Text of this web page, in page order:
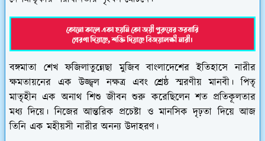
বঙ্গমাতা শেখ ফজিলাতুন্নেছা মুজিব বাংলাদেশের ইতিহাসে নারীর
ক্ষমতায়নের এক উজ্জ্বল নক্ষত্র এবং শ্রেষ্ঠ স্মরণীয় মানবী। পিতৃ
মাতৃহীন এক অনাথ শিশু জীবন শুরু করেছিলেন শত প্রতিকূলতার
মধ্য দিয়ে। নিজের আন্তরিক প্রচেষ্টা ও মানসিক দৃঢ়তা দিয়ে আজ
তিনি এক মহীয়সী নারীর অনন্য উদাহরণ।